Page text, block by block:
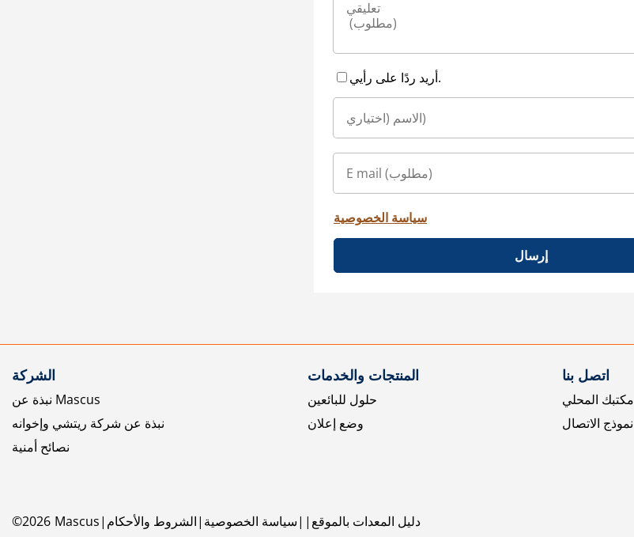
أريد ردًا على رأيي.
سياسة الخصوصية
إرسال
الشركة
نبذة عن Mascus
نبذة عن شركة ريتشي وإخوانه
نصائح أمنية
المنتجات والخدمات
حلول للبائعين
وضع إعلان
اتصل بنا
مكتبك المحلي
نموذج الاتصال
©2026 Mascus الشروط والأحكام سياسة الخصوصية دليل المعدات بالموقع